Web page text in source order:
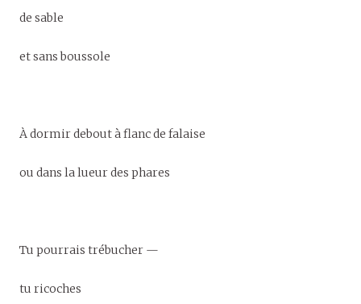
de sable
et sans boussole
À dormir debout à flanc de falaise
ou dans la lueur des phares
Tu pourrais trébucher —
tu ricoches